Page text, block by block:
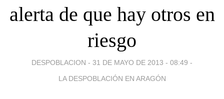
alerta de que hay otros en
riesgo
DESPOBLACION - 31 DE MAYO DE 2013 - 08:49 -
LA DESPOBLACIÓN EN ARAGÓN